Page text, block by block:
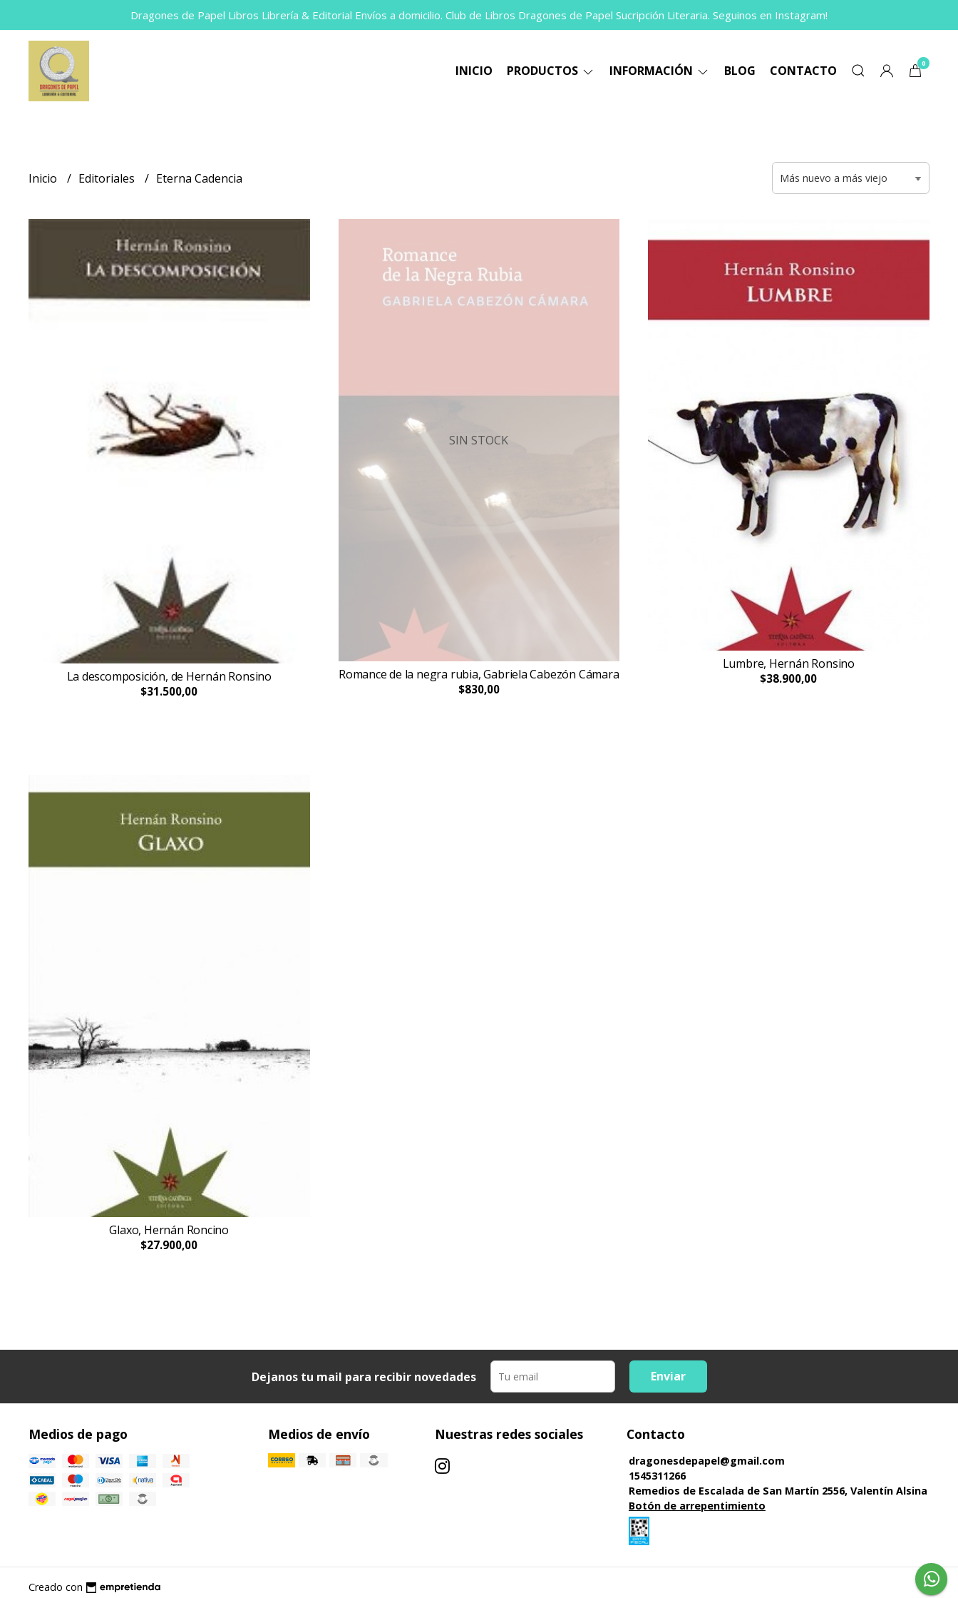
Dragones de Papel Libros Librería & Editorial Envíos a domicilio. Club de Libros Dragones de Papel Sucripción Literaria. Seguinos en Instagram!
INICIO PRODUCTOS INFORMACIÓN BLOG CONTACTO 0
Inicio Editoriales Eterna Cadencia
La descomposición, de Hernán Ronsino
$31.500,00
SIN STOCK
Romance de la negra rubia, Gabriela Cabezón Cámara
$830,00
Lumbre, Hernán Ronsino
$38.900,00
Glaxo, Hernán Roncino
$27.900,00
Dejanos tu mail para recibir novedades Enviar
Medios de pago Medios de envío Nuestras redes sociales Contacto
dragonesdepapel@gmail.com
1545311266
Remedios de Escalada de San Martín 2556, Valentín Alsina
Botón de arrepentimiento
Creado con